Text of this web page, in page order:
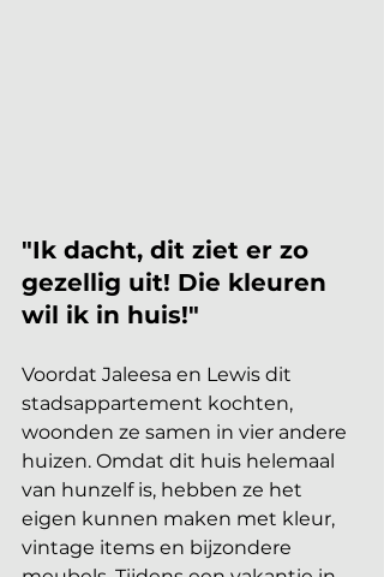
"Ik dacht, dit ziet er zo
gezellig uit! Die kleuren
wil ik in huis!"
Voordat Jaleesa en Lewis dit
stadsappartement kochten,
woonden ze samen in vier andere
huizen. Omdat dit huis helemaal
van hunzelf is, hebben ze het
eigen kunnen maken met kleur,
vintage items en bijzondere